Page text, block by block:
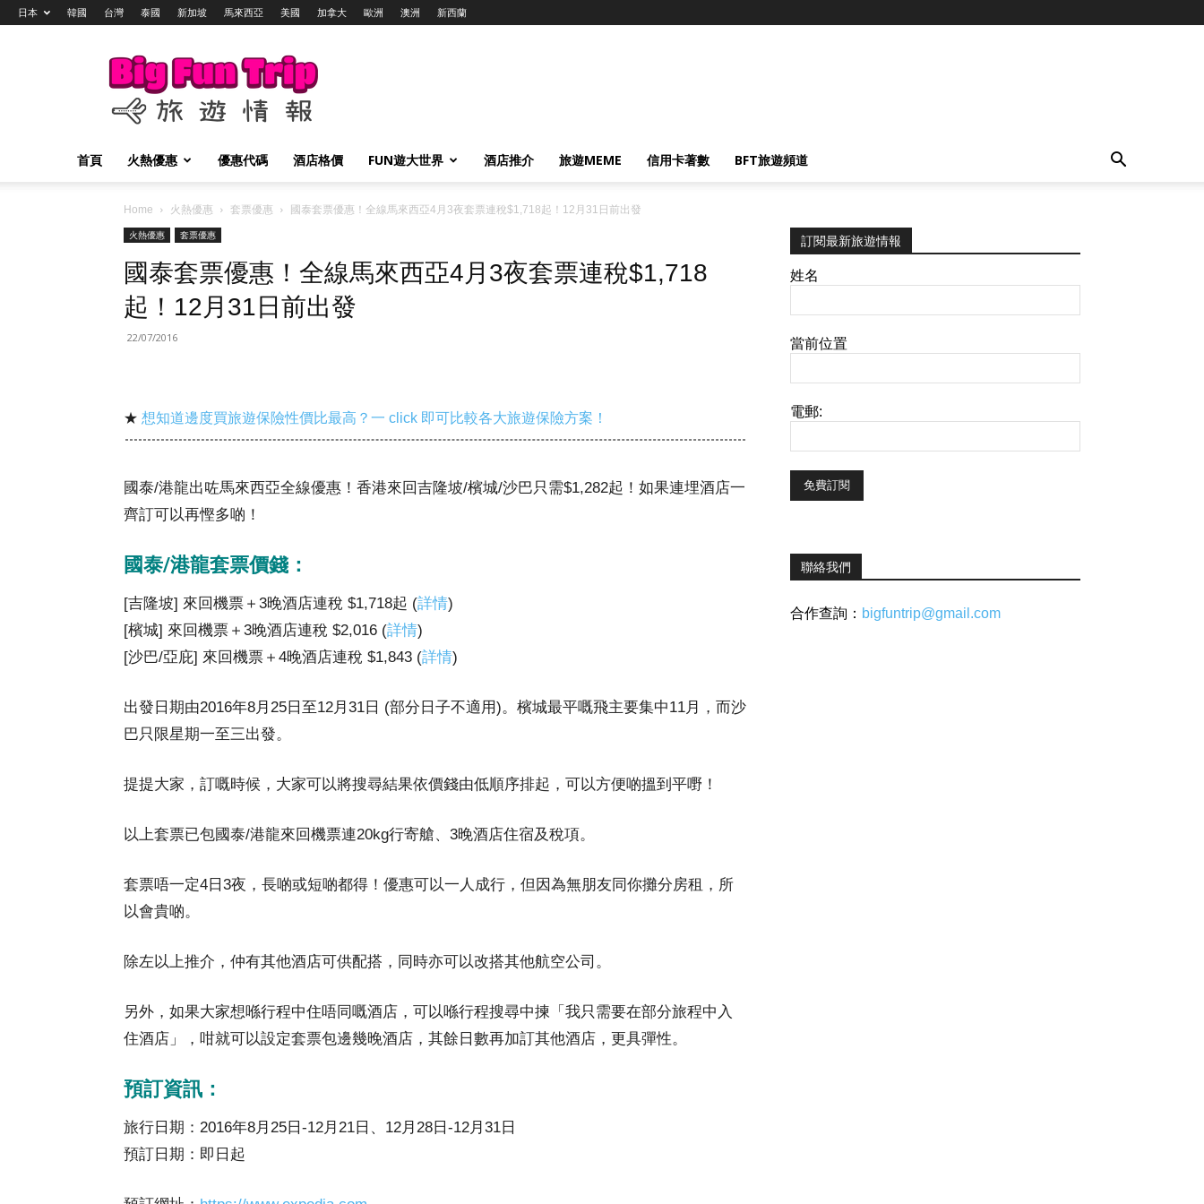
日本 韓國 台灣 泰國 新加坡 馬來西亞 美國 加拿大 歐洲 澳洲 新西蘭
Big
Trip
旅
情
報
首頁 火熱優惠 優惠代碼 酒店格價 FUN遊大世界 酒店推介 旅遊MEME 信用卡著數 BFT旅遊頻道
Home 火熱優惠 套票優惠
國泰套票優惠！全線馬來西亞4月3夜套票連稅$1,718起！12月31日前出發
火熱優惠
套票優惠
國泰套票優惠！全線馬來西亞4月3夜套票連稅$1,718
起！12月31日前出發
22/07/2016
★ 想知道邊度買旅遊保險性價比最高？一 click 即可比較各大旅遊保險方案！
國泰/港龍出咗馬來西亞全線優惠！香港來回吉隆坡/檳城/沙巴只需$1,282起！如果連埋酒店一
齊訂可以再慳多啲！
國泰/港龍套票價錢：
[吉隆坡] 來回機票＋3晚酒店連稅 $1,718起 (詳情)
[檳城] 來回機票＋3晚酒店連稅 $2,016 (詳情)
[沙巴/亞庇] 來回機票＋4晚酒店連稅 $1,843 (詳情)
出發日期由2016年8月25日至12月31日 (部分日子不適用)。檳城最平嘅飛主要集中11月，而沙
巴只限星期一至三出發。
提提大家，訂嘅時候，大家可以將搜尋結果依價錢由低順序排起，可以方便啲搵到平嘢！
以上套票已包國泰/港龍來回機票連20kg行寄艙、3晚酒店住宿及稅項。
套票唔一定4日3夜，長啲或短啲都得！優惠可以一人成行，但因為無朋友同你攤分房租，所
以會貴啲。
除左以上推介，仲有其他酒店可供配搭，同時亦可以改搭其他航空公司。
另外，如果大家想喺行程中住唔同嘅酒店，可以喺行程搜尋中揀「我只需要在部分旅程中入
住酒店」，咁就可以設定套票包邊幾晚酒店，其餘日數再加訂其他酒店，更具彈性。
預訂資訊：
旅行日期：2016年8月25日-12月21日、12月28日-12月31日
預訂日期：即日起
訂閱最新旅遊情報
姓名
當前位置
電郵:
聯絡我們
合作查詢： bigfuntrip@gmail.com